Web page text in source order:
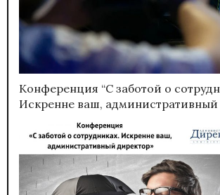
Конференция “С заботой о
Искренне ваш, административный